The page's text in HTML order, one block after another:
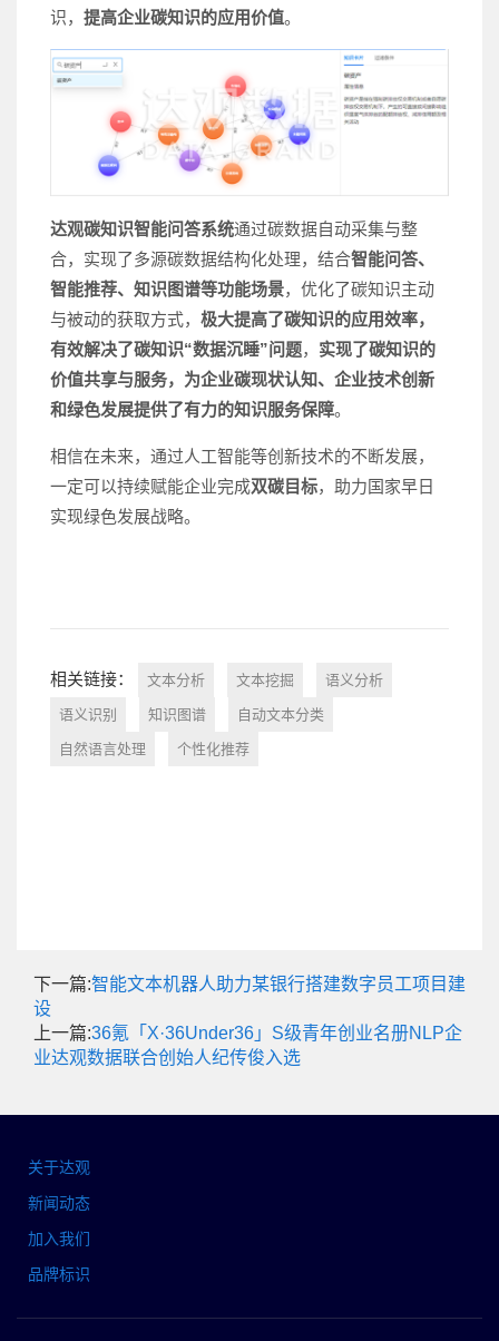
识， 提高企业碳知识的应用价值。
达观碳知识智能问答系统通过碳数据自动采集与整
合，实现了多源碳数据结构化处理，结合智能问答、
智能推荐、知识图谱等功能场景，优化了碳知识主动
与被动的获取方式， 极大提高了碳知识的应用效率，
有效解决了碳知识“数据沉睡”问题， 实现了碳知识的
价值共享与服务，为企业碳现状认知、企业技术创新
和绿色发展提供了有力的知识服务保障。
相信在未来，通过人工智能等创新技术的不断发展，
一定可以持续赋能企业完成双碳目标，助力国家早日
实现绿色发展战略。
相关链接： 文本分析 文本挖掘 语义分析
语义识别 知识图谱 自动文本分类
自然语言处理 个性化推荐
下一篇:智能文本机器人助力某银行搭建数字员工项目建
设
上一篇:36氪「X·36Under36」S级青年创业名册NLP企
业达观数据联合创始人纪传俊入选
关于达观
新闻动态
加入我们
品牌标识